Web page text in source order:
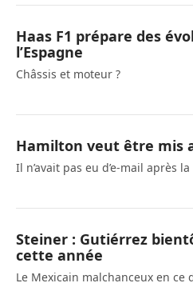
Haas F1 prépare des
l’Espagne
Châssis et moteur ?
Hamilton veut être mis
Il n’avait pas eu d’e-mail après
Steiner : Gutiérrez
cette année
Le Mexicain malchanceux en ce